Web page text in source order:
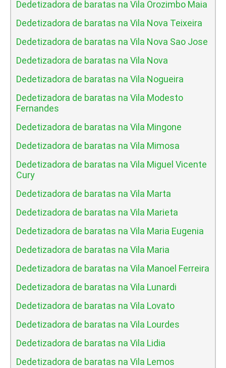
Dedetizadora de baratas na Vila Orozimbo Maia
Dedetizadora de baratas na Vila Nova Teixeira
Dedetizadora de baratas na Vila Nova Sao Jose
Dedetizadora de baratas na Vila Nova
Dedetizadora de baratas na Vila Nogueira
Dedetizadora de baratas na Vila Modesto
Fernandes
Dedetizadora de baratas na Vila Mingone
Dedetizadora de baratas na Vila Mimosa
Dedetizadora de baratas na Vila Miguel Vicente
Cury
Dedetizadora de baratas na Vila Marta
Dedetizadora de baratas na Vila Marieta
Dedetizadora de baratas na Vila Maria Eugenia
Dedetizadora de baratas na Vila Maria
Dedetizadora de baratas na Vila Manoel Ferreira
Dedetizadora de baratas na Vila Lunardi
Dedetizadora de baratas na Vila Lovato
Dedetizadora de baratas na Vila Lourdes
Dedetizadora de baratas na Vila Lidia
Dedetizadora de baratas na Vila Lemos